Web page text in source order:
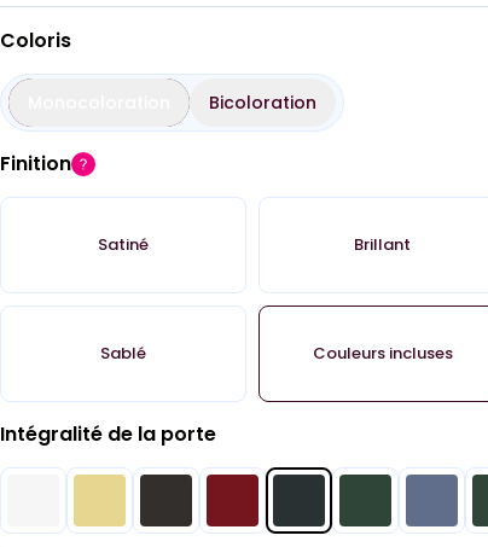
Coloris
Bicoloration
Finition
Satiné Brillant
Sablé Couleurs incluses
Intégralité de la porte